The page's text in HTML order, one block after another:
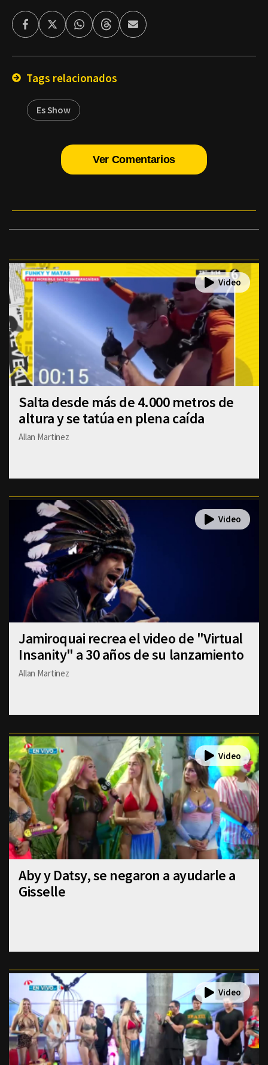
FacebookTwitterWhatsappThreadsEnviar
por
Tags relacionados
Es Show
Ver Comentarios
Salta desde más de 4.000 metros de
altura y se tatúa en plena caída
Allan Martinez
Jamiroquai recrea el video de "Virtual
Insanity" a 30 años de su lanzamiento
Allan Martinez
Aby y Datsy, se negaron a ayudarle a
Gisselle